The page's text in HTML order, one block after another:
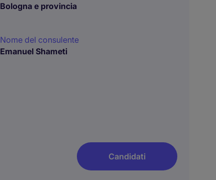
Bologna e provincia
Nome del consulente
Emanuel Shameti
Candidati